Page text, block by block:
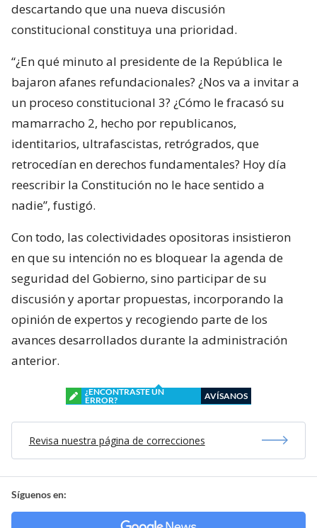
descartando que una nueva discusión
constitucional constituya una prioridad.
“¿En qué minuto al presidente de la República le
bajaron afanes refundacionales? ¿Nos va a invitar a
un proceso constitucional 3? ¿Cómo le fracasó su
mamarracho 2, hecho por republicanos,
identitarios, ultrafascistas, retrógrados, que
retrocedían en derechos fundamentales? Hoy día
reescribir la Constitución no le hace sentido a
nadie”, fustigó.
Con todo, las colectividades opositoras insistieron
en que su intención no es bloquear la agenda de
seguridad del Gobierno, sino participar de su
discusión y aportar propuestas, incorporando la
opinión de expertos y recogiendo parte de los
avances desarrollados durante la administración
anterior.
¿ENCONTRASTE UN
ERROR?
AVÍSANOS
Revisa nuestra página de correcciones
Síguenos en: